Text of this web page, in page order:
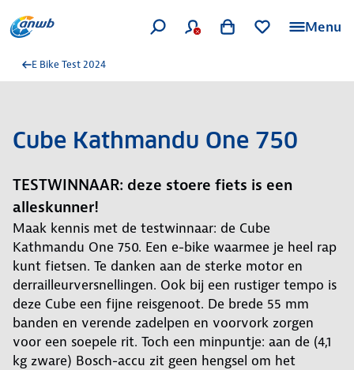
Menu
E Bike Test 2024
Cube Kathmandu One 750
TESTWINNAAR: deze stoere fiets is een
alleskunner!
Maak kennis met de testwinnaar: de Cube
Kathmandu One 750. Een e-bike waarmee je heel rap
kunt fietsen. Te danken aan de sterke motor en
derrailleurversnellingen. Ook bij een rustiger tempo is
deze Cube een fijne reisgenoot. De brede 55 mm
banden en verende zadelpen en voorvork zorgen
voor een soepele rit. Toch een minpuntje: aan de (4,1
kg zware) Bosch-accu zit geen hengsel om het